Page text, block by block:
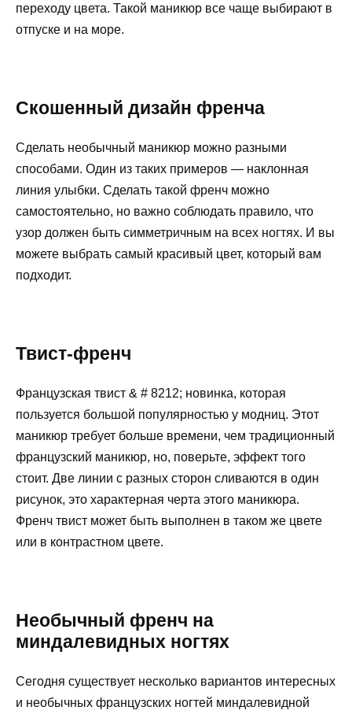
переходу цвета. Такой маникюр все чаще выбирают в
отпуске и на море.
Скошенный дизайн френча
Сделать необычный маникюр можно разными
способами. Один из таких примеров — наклонная
линия улыбки. Сделать такой френч можно
самостоятельно, но важно соблюдать правило, что
узор должен быть симметричным на всех ногтях. И вы
можете выбрать самый красивый цвет, который вам
подходит.
Твист-френч
Французская твист & # 8212; новинка, которая
пользуется большой популярностью у модниц. Этот
маникюр требует больше времени, чем традиционный
французский маникюр, но, поверьте, эффект того
стоит. Две линии с разных сторон сливаются в один
рисунок, это характерная черта этого маникюра.
Френч твист может быть выполнен в таком же цвете
или в контрастном цвете.
Необычный френч на
миндалевидных ногтях
Сегодня существует несколько вариантов интересных
и необычных французских ногтей миндалевидной